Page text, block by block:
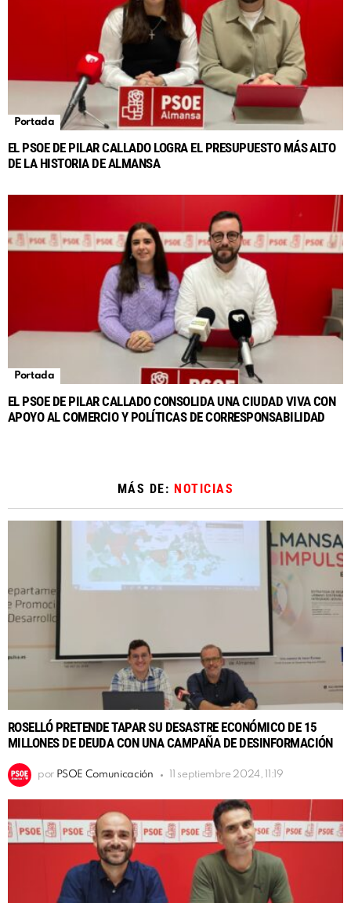
Portada
EL PSOE DE PILAR CALLADO LOGRA EL PRESUPUESTO MÁS ALTO
DE LA HISTORIA DE ALMANSA
Portada
EL PSOE DE PILAR CALLADO CONSOLIDA UNA CIUDAD VIVA CON
APOYO AL COMERCIO Y POLÍTICAS DE CORRESPONSABILIDAD
MÁS DE: NOTICIAS
ROSELLÓ PRETENDE TAPAR SU DESASTRE ECONÓMICO DE 15
MILLONES DE DEUDA CON UNA CAMPAÑA DE DESINFORMACIÓN
por PSOE Comunicación 11 septiembre 2024, 11:19